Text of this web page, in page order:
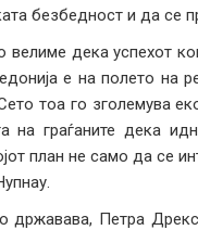
безбедност и да се
дека успехот
е на полето на
тоа го зголемува
на граѓаните дека
план не само да се
државава, Петра